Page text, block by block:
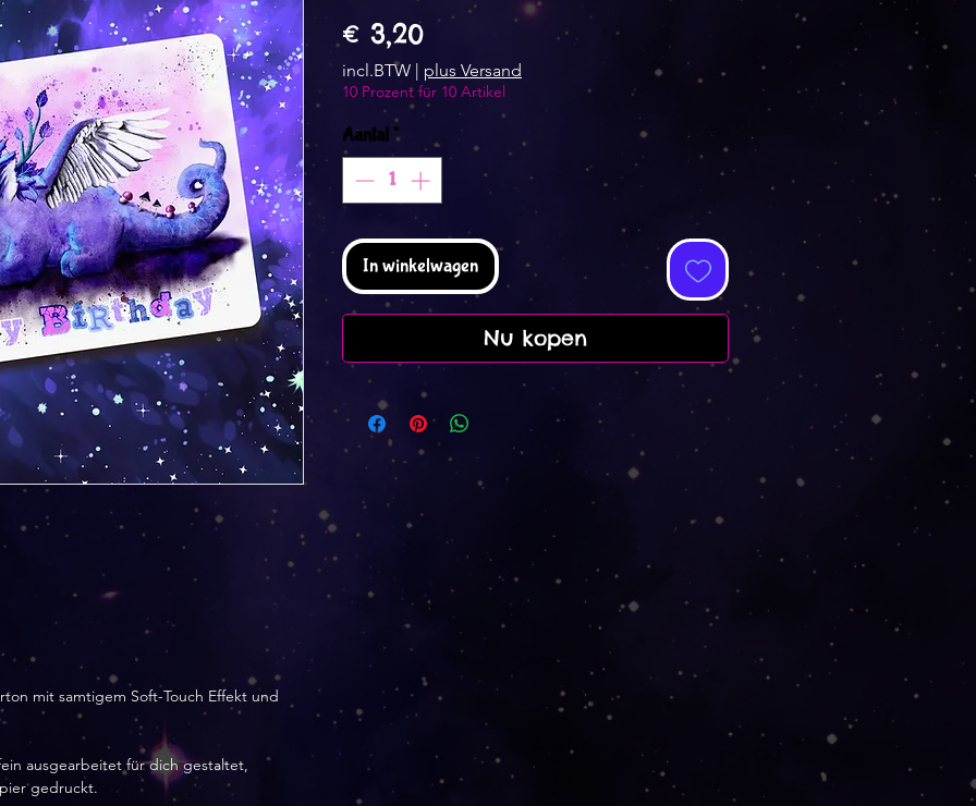
mit samtigem Soft-Touch Effekt und
ausgearbeitet für dich gestaltet,
gedruckt.
€ 3,20Prijs
incl.BTW | plus Versand
10 Prozent für 10 Artikel
Aantal*
In winkelwagen
Nu kopen